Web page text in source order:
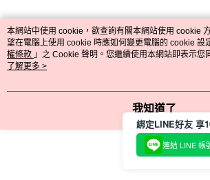
熱門標籤
本網站中使用 cookie，欲查詢有關本網站使用 cookie
望在電腦上使用 cookie 時應如何變更電腦的 cookie 設
權條款 」之 Cookie 聲明。您繼續使用本網站即表示您
用條款之 Cookie 聲明使用 cookie。
了解更多 >
我知道了
連結 LINE 帳